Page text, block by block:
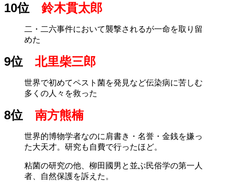
10位 鈴木貫太郎
二・二六事件において襲撃されるが一命を取り留
めた
9位 北里柴三郎
世界で初めてペスト菌を発見など伝染病に苦しむ
多くの人々を救った
8位 南方熊楠
世界的博物学者なのに肩書き・名誉・金銭を嫌っ
た大天才。研究も自費で行ったほど。
粘菌の研究の他、柳田國男と並ぶ民俗学の第一人
者、自然保護を訴えた。